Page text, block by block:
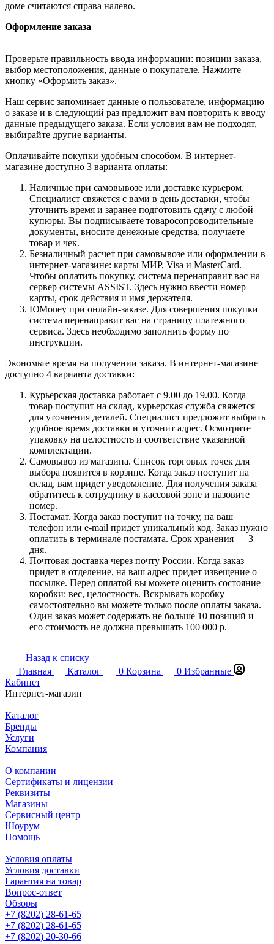
доме считаются справа налево.
Оформление заказа
Проверьте правильность ввода информации: позиции заказа,
выбор местоположения, данные о покупателе. Нажмите
кнопку «Оформить заказ».
Наш сервис запоминает данные о пользователе, информацию
о заказе и в следующий раз предложит вам повторить к вводу
данные предыдущего заказа. Если условия вам не подходят,
выбирайте другие варианты.
Оплачивайте покупки удобным способом. В интернет-
магазине доступно 3 варианта оплаты:
Наличные при самовывозе или доставке курьером.
Специалист свяжется с вами в день доставки, чтобы
уточнить время и заранее подготовить сдачу с любой
купюры. Вы подписываете товаросопроводительные
документы, вносите денежные средства, получаете
товар и чек.
Безналичный расчет при самовывозе или оформлении в
интернет-магазине: карты МИР, Visa и MasterCard.
Чтобы оплатить покупку, система перенаправит вас на
сервер системы ASSIST. Здесь нужно ввести номер
карты, срок действия и имя держателя.
ЮMoney при онлайн-заказе. Для совершения покупки
система перенаправит вас на страницу платежного
сервиса. Здесь необходимо заполнить форму по
инструкции.
Экономьте время на получении заказа. В интернет-магазине
доступно 4 варианта доставки:
Курьерская доставка работает с 9.00 до 19.00. Когда
товар поступит на склад, курьерская служба свяжется
для уточнения деталей. Специалист предложит выбрать
удобное время доставки и уточнит адрес. Осмотрите
упаковку на целостность и соответствие указанной
комплектации.
Самовывоз из магазина. Список торговых точек для
выбора появится в корзине. Когда заказ поступит на
склад, вам придет уведомление. Для получения заказа
обратитесь к сотруднику в кассовой зоне и назовите
номер.
Постамат. Когда заказ поступит на точку, на ваш
телефон или e-mail придет уникальный код. Заказ нужно
оплатить в терминале постамата. Срок хранения — 3
дня.
Почтовая доставка через почту России. Когда заказ
придет в отделение, на ваш адрес придет извещение о
посылке. Перед оплатой вы можете оценить состояние
коробки: вес, целостность. Вскрывать коробку
самостоятельно вы можете только после оплаты заказа.
Один заказ может содержать не больше 10 позиций и
его стоимость не должна превышать 100 000 р.
Назад к списку
Главная
Каталог 0 Корзина 0 Избранные
Кабинет
Интернет-магазин
Каталог
Бренды
Услуги
Компания
О компании
Сертификаты и лицензии
Реквизиты
Магазины
Сервисный центр
Шоурум
Помощь
Условия оплаты
Условия доставки
Гарантия на товар
Вопрос-ответ
Обзоры
+7 (8202) 28‑61-65
+7 (8202) 28‑61-65
+7 (8202) 20‑30-66